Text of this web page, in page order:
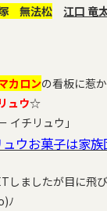
無法松
江口 竜
カロンの看板に惹
ュウ☆
イチリュウ」
ウお菓子は家
しましたが目に飛
ﾉ